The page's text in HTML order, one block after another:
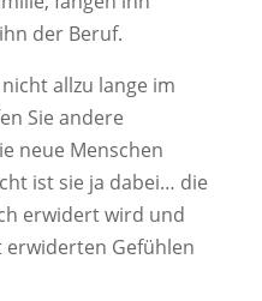
der Beruf.
allzu lange im
Sie andere
neue Menschen
ist sie ja dabei… die
erwidert wird und
Gefühlen